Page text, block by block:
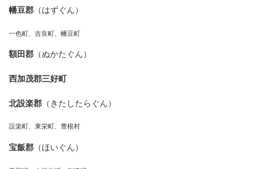
幡豆郡 （はずぐん）
一色町、吉良町、幡豆町
額田郡 （ぬかたぐん）
西加茂郡三好町
北設楽郡 （きたしたらぐん）
設楽町、東栄町、豊根村
宝飯郡 （ほいぐん）